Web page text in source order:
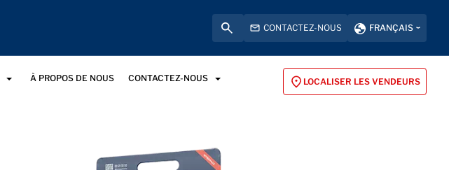
CONTACTEZ-NOUS FRANÇAIS
À PROPOS DE NOUS CONTACTEZ-NOUS LOCALISER LES VENDEURS